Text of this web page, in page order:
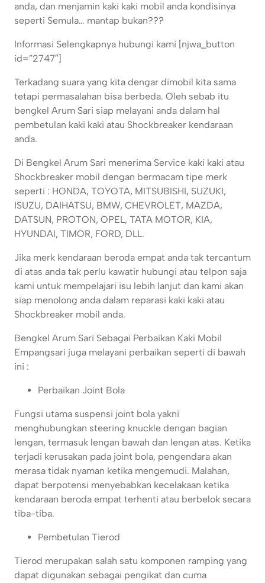
anda, dan menjamin kaki kaki mobil anda kondisinya
seperti Semula… mantap bukan???
Informasi Selengkapnya hubungi kami [njwa_button
id=”2747″]
Terkadang suara yang kita dengar dimobil kita sama
tetapi permasalahan bisa berbeda. Oleh sebab itu
bengkel Arum Sari siap melayani anda dalam hal
pembetulan kaki kaki atau Shockbreaker kendaraan
anda.
Di Bengkel Arum Sari menerima Service kaki kaki atau
Shockbreaker mobil dengan bermacam tipe merk
seperti : HONDA, TOYOTA, MITSUBISHI, SUZUKI,
ISUZU, DAIHATSU, BMW, CHEVROLET, MAZDA,
DATSUN, PROTON, OPEL, TATA MOTOR, KIA,
HYUNDAI, TIMOR, FORD, DLL.
Jika merk kendaraan beroda empat anda tak tercantum
di atas anda tak perlu kawatir hubungi atau telpon saja
kami untuk mempelajari isu lebih lanjut dan kami akan
siap menolong anda dalam reparasi kaki kaki atau
Shockbreaker mobil anda.
Bengkel Arum Sari Sebagai Perbaikan Kaki Mobil
Empangsari juga melayani perbaikan seperti di bawah
ini :
Perbaikan Joint Bola
Fungsi utama suspensi joint bola yakni
menghubungkan steering knuckle dengan bagian
lengan, termasuk lengan bawah dan lengan atas. Ketika
terjadi kerusakan pada joint bola, pengendara akan
merasa tidak nyaman ketika mengemudi. Malahan,
dapat berpotensi menyebabkan kecelakaan ketika
kendaraan beroda empat terhenti atau berbelok secara
tiba-tiba.
Pembetulan Tierod
Tierod merupakan salah satu komponen ramping yang
dapat digunakan sebagai pengikat dan cuma